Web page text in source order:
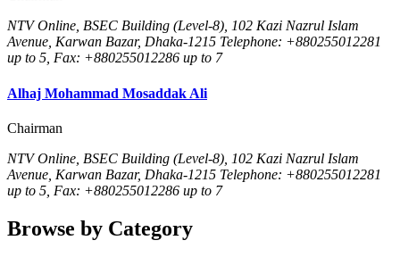
NTV Online, BSEC Building (Level-8), 102 Kazi Nazrul Islam
Avenue, Karwan Bazar, Dhaka-1215 Telephone: +880255012281
up to 5, Fax: +880255012286 up to 7
Alhaj Mohammad Mosaddak Ali
Chairman
NTV Online, BSEC Building (Level-8), 102 Kazi Nazrul Islam
Avenue, Karwan Bazar, Dhaka-1215 Telephone: +880255012281
up to 5, Fax: +880255012286 up to 7
Browse by Category